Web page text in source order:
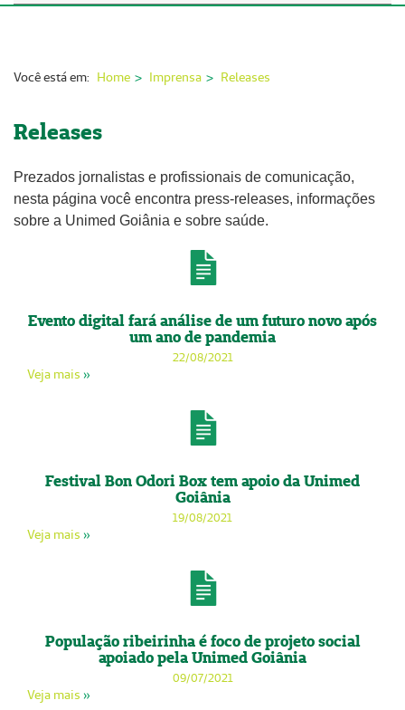
Imprensa
Institucional
Fale Conosco
Você está em: Home Imprensa Releases
Releases
Prezados jornalistas e profissionais de comunicação,
nesta página você encontra press-releases, informações
sobre a Unimed Goiânia e sobre saúde.
Evento digital fará análise de um futuro novo após
um ano de pandemia
22/08/2021
Veja mais »
Festival Bon Odori Box tem apoio da Unimed
Goiânia
19/08/2021
Veja mais »
População ribeirinha é foco de projeto social
apoiado pela Unimed Goiânia
09/07/2021
Veja mais »